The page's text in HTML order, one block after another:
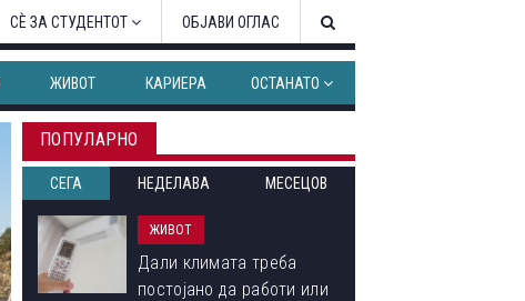
СЀ ЗА СТУДЕНТОТ ОБЈАВИ ОГЛАС
ЖИВОТ КАРИЕРА ОСТАНАТО
ПОПУЛАРНО
СЕГА НЕДЕЛАВА МЕСЕЦОВ
ЖИВОТ
Дали климата треба
постојано да работи или